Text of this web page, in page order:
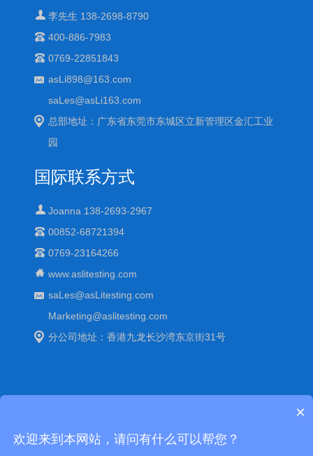
李先生 138-2698-8790
400-886-7983
0769-22851843
asLi898@163.com
saLes@asLi163.com
总部地址：广东省东莞市东城区立新管理区金汇工业
园
国际联系方式
Joanna 138-2693-2967
00852-68721394
0769-23164266
www.aslitesting.com
saLes@asLitesting.com
Marketing@aslitesting.com
分公司地址：香港九龙长沙湾东京街31号
Reserved
站点地图(XML)
粤公网安备 44190002001125
×
欢迎来到本网站，请问有什么可以帮您？